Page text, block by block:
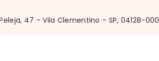
47 – Vila Clementino – SP, 04128-000